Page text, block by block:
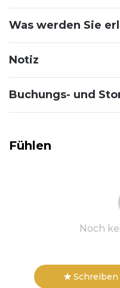
Was werden Sie
Notiz
Buchungs- und
Fühlen
Noch
Schreiben